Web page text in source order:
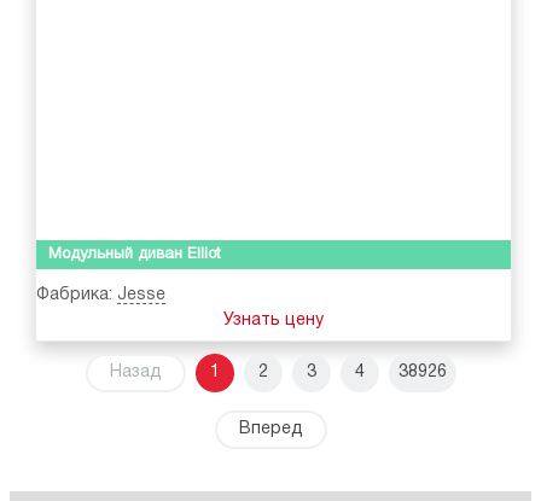
Модульный диван Elliot
Фабрика: Jesse
Узнать цену
Назад 1 2 3 4 38926
Вперед